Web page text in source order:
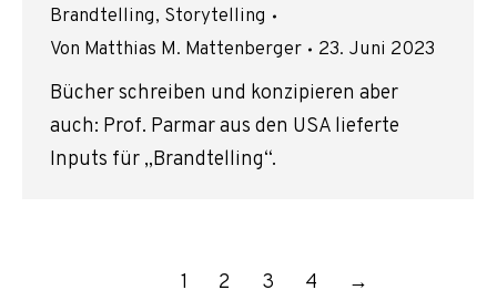
Brandtelling, Storytelling
Von Matthias M. Mattenberger 23. Juni 2023
Bücher schreiben und konzipieren aber
auch: Prof. Parmar aus den USA lieferte
Inputs für „Brandtelling“.
1 2 3 4 →